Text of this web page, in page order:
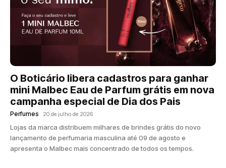
O Boticário libera cadastros para ganhar
mini Malbec Eau de Parfum grátis em nova
campanha especial de Dia dos Pais
Perfumes 20 de julho de 2026
Lojas da marca distribuem milhares de brindes grátis do novo
lançamento de perfumaria masculina até 09 de agosto e
apresenta o Malbec mais concentrado de todos os tempos.